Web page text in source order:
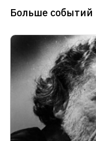
Больше событий